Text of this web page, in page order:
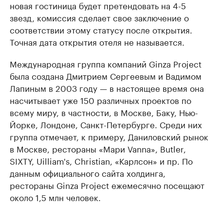
новая гостиница будет претендовать на 4-5
звезд, комиссия сделает свое заключение о
соответствии этому статусу после открытия.
Точная дата открытия отеля не называется.
Международная группа компаний Ginza Project
была создана Дмитрием Сергеевым и Вадимом
Лапиным в 2003 году — в настоящее время она
насчитывает уже 150 различных проектов по
всему миру, в частности, в Москве, Баку, Нью-
Йорке, Лондоне, Санкт-Петербурге. Среди них
группа отмечает, к примеру, Даниловский рынок
в Москве, рестораны «Мари Vanna», Butler,
SIXTY, Uilliam's, Christian, «Карлсон» и пр. По
данным официального сайта холдинга,
рестораны Ginza Project ежемесячно посещают
около 1,5 млн человек.